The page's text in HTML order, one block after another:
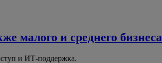
малого и среднего бизнеса
и ИТ-поддержка.